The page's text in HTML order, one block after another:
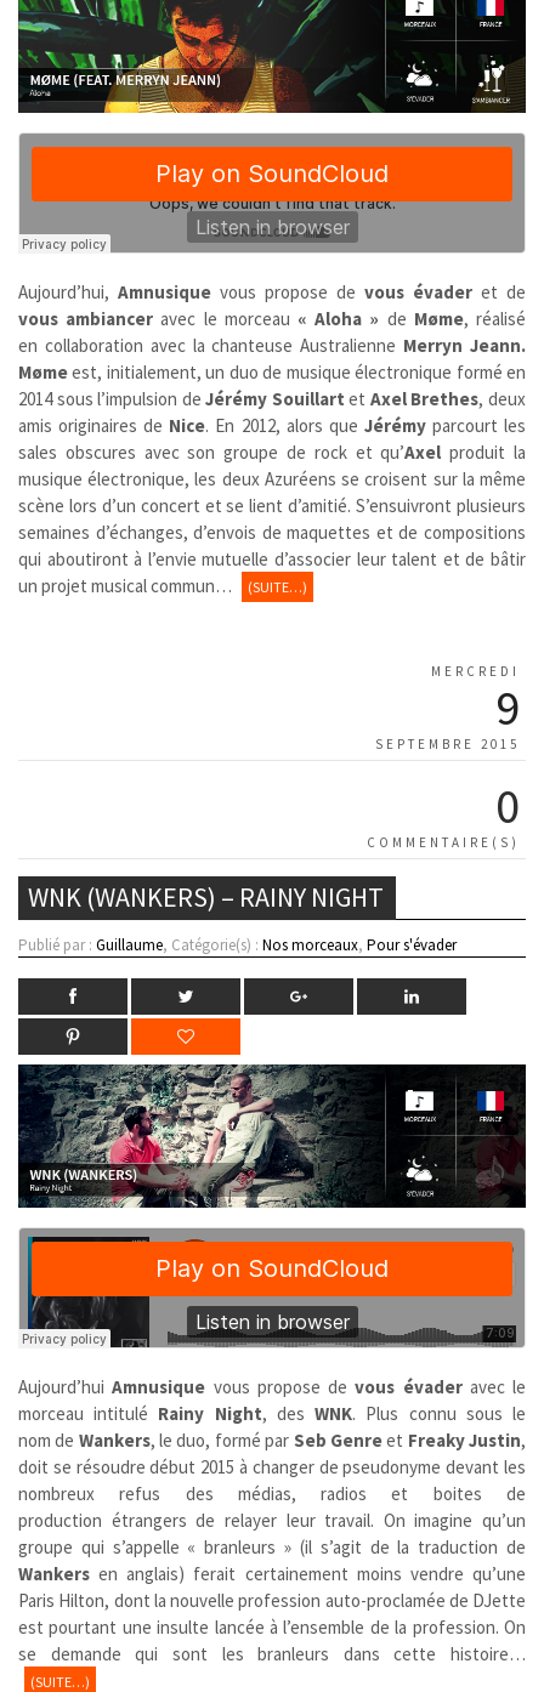
Aujourd’hui, Amnusique vous propose de vous évader et de
vous ambiancer avec le morceau « Aloha » de Møme, réalisé
en collaboration avec la chanteuse Australienne Merryn Jeann.
Mømeest, initialement, un duo de musique électronique formé en
2014 sous l’impulsion de Jérémy Souillart et Axel Brethes, deux
amis originaires de Nice. En 2012, alors que Jérémyparcourt les
sales obscures avec son groupe de rock et qu’Axel produit la
musique électronique, les deux Azuréens se croisent sur la même
scène lors d’un concert et se lient d’amitié. S’ensuivront plusieurs
semaines d’échanges, d’envois de maquettes et de compositions
qui aboutiront à l’envie mutuelle d’associer leur talent et de bâtir
un projet musical commun…
(SUITE…)
MERCREDI
9
SEPTEMBRE 2015
0
COMMENTAIRE(S)
WNK (WANKERS) – RAINY NIGHT
Publié par : Guillaume, Catégorie(s) : Nos morceaux, Pour s'évader
Aujourd’huiAmnusique vous propose devous évaderavec le
morceau intitulé Rainy Night, desWNK. Plus connu sous le
nom de Wankers, le duo, formé par Seb Genreet Freaky Justin,
doit se résoudre début 2015 à changer de pseudonyme devant les
nombreux refus des médias, radios et boites de
production étrangers de relayer leur travail. On imagine qu’un
groupe qui s’appelle « branleurs » (il s’agit de la traduction de
Wankers en anglais) ferait certainement moins vendre qu’une
Paris Hilton, dont la nouvelle profession auto-proclamée de DJette
est pourtant une insulte lancée à l’ensemble de la profession. On
se demande qui sont les branleurs dans cette histoire…
(SUITE…)